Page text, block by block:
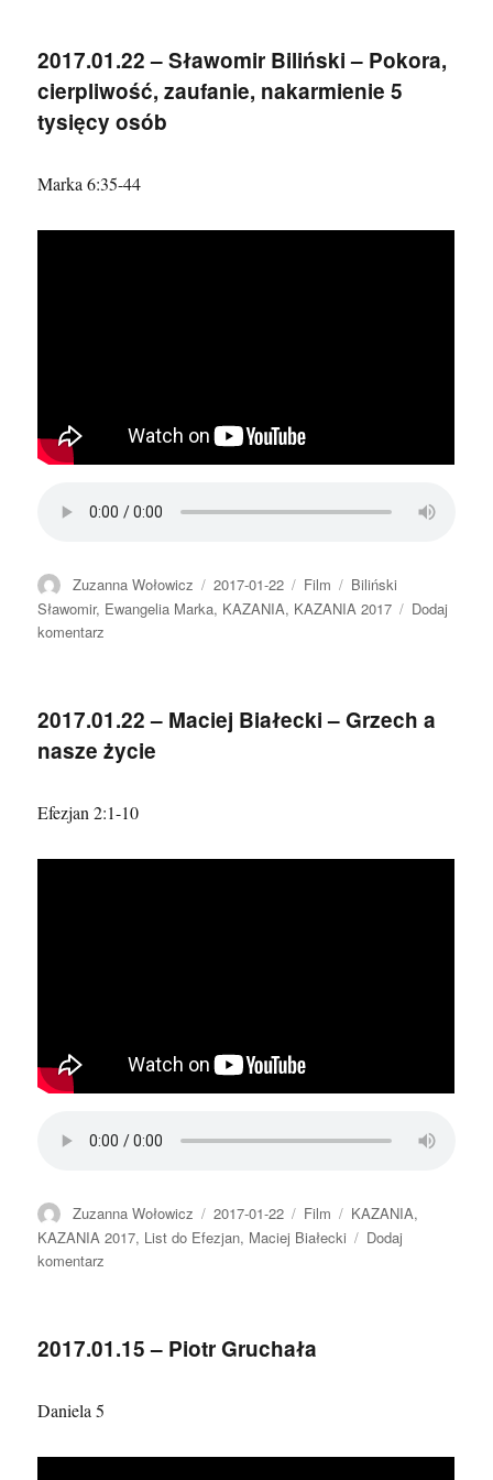
Brownd
2017.01.22 – Sławomir Biliński – Pokora,
cierpliwość, zaufanie, nakarmienie 5
tysięcy osób
Marka 6:35-44
Autor
Zuzanna Wołowicz
Data
publikacji
2017-01-22 Format
Film Kategorie
Biliński
Sławomir, Ewangelia Marka, KAZANIA, KAZANIA 2017
Dodaj
komentarz
Biliński
–
Pokora,
zaufanie,
5
2017.01.22 – Maciej Białecki – Grzech a
nasze życie
Efezjan 2:1-10
Autor
Zuzanna Wołowicz
Data
publikacji
2017-01-22 Format
Film Kategorie
KAZANIA,
KAZANIA 2017, List do Efezjan, Maciej Białecki
Dodaj
komentarz
Białecki
2017.01.15 – Piotr Gruchała
Daniela 5